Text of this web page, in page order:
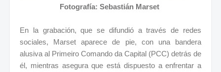
Fotografía: Sebastián Marset
En la grabación, que se difundió a través de redes
sociales, Marset aparece de pie, con una bandera
alusiva al Primeiro Comando da Capital (PCC) detrás de
él, mientras asegura que está dispuesto a enfrentar a